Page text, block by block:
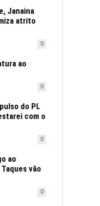
Janaina
atrito
0
ao
0
do PL
com o
0
ao
vão
0